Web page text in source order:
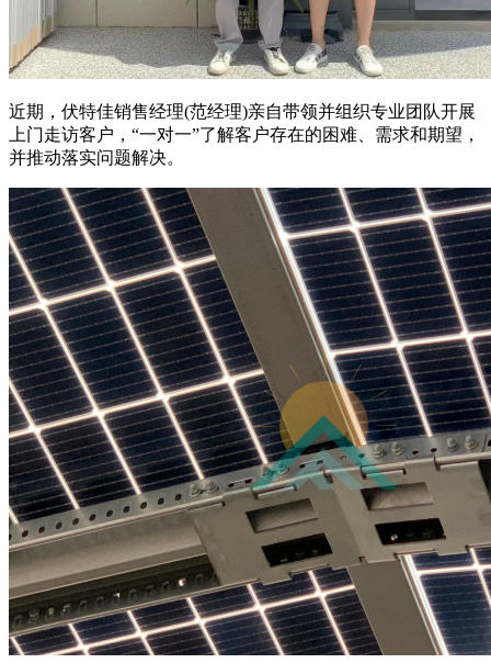
近期，伏特佳销售经理(范经理)亲自带领并组织专业团队开展
上门走访客户，“一对一”了解客户存在的困难、需求和期望，
并推动落实问题解决。